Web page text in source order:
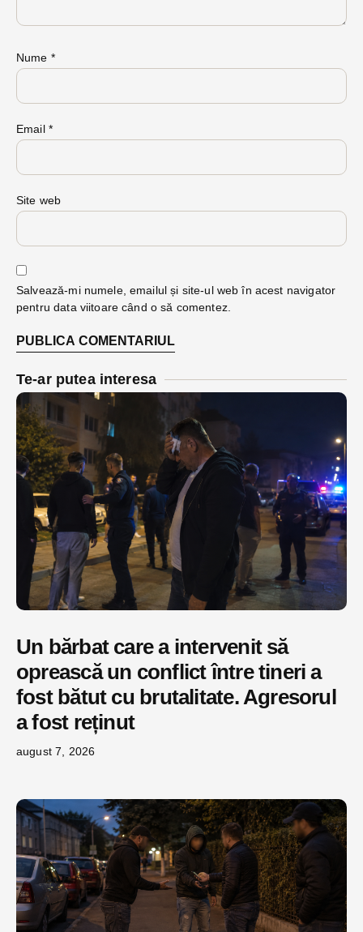
Nume *
Email *
Site web
Salvează-mi numele, emailul și site-ul web în acest navigator
pentru data viitoare când o să comentez.
Te-ar putea interesa
Un bărbat care a intervenit să
oprească un conflict între tineri a
fost bătut cu brutalitate. Agresorul
a fost reținut
august 7, 2026